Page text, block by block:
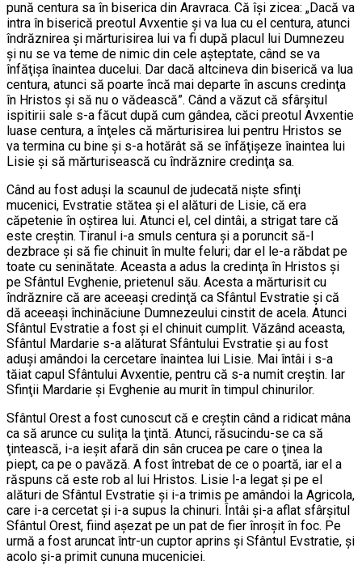
pună centura sa în biserica din Aravraca. Că îşi zicea: „Dacă va
intra în biserică preotul Avxentie şi va lua cu el centura, atunci
îndrăznirea şi mărturisirea lui va fi după placul lui Dumnezeu
şi nu se va teme de nimic din cele aşteptate, când se va
înfăţişa înaintea ducelui. Dar dacă altcineva din biserică va lua
centura, atunci să poarte încă mai departe în ascuns credinţa
în Hristos şi să nu o vădească”. Când a văzut că sfârşitul
ispitirii sale s-a făcut după cum gândea, căci preotul Avxentie
luase centura, a înţeles că mărturisirea lui pentru Hristos se
va termina cu bine şi s-a hotărât să se înfăţişeze înaintea lui
Lisie şi să mărturisească cu îndrăznire credinţa sa.
Când au fost aduşi la scaunul de judecată nişte sfinţi
mucenici, Evstratie stătea şi el alături de Lisie, că era
căpetenie în oştirea lui. Atunci el, cel dintâi, a strigat tare că
este creştin. Tiranul i-a smuls centura şi a poruncit să-l
dezbrace şi să fie chinuit în multe feluri; dar el le-a răbdat pe
toate cu seninătate. Aceasta a adus la credinţa în Hristos şi
pe Sfântul Evghenie, prietenul său. Acesta a mărturisit cu
îndrăznire că are aceeaşi credinţă ca Sfântul Evstratie şi că
dă aceeaşi închinăciune Dumnezeului cinstit de acela. Atunci
Sfântul Evstratie a fost şi el chinuit cumplit. Văzând aceasta,
Sfântul Mardarie s-a alăturat Sfântului Evstratie şi au fost
aduşi amândoi la cercetare înaintea lui Lisie. Mai întâi i s-a
tăiat capul Sfântului Avxentie, pentru că s-a numit creştin. Iar
Sfinţii Mardarie şi Evghenie au murit în timpul chinurilor.
Sfântul Orest a fost cunoscut că e creştin când a ridicat mâna
ca să arunce cu suliţa la ţintă. Atunci, răsucindu-se ca să
ţintească, i-a ieşit afară din sân crucea pe care o ţinea la
piept, ca pe o pavăză. A fost întrebat de ce o poartă, iar el a
răspuns că este rob al lui Hristos. Lisie l-a legat şi pe el
alături de Sfântul Evstratie şi i-a trimis pe amândoi la Agricola,
care i-a cercetat şi i-a supus la chinuri. Întâi şi-a aflat sfârşitul
Sfântul Orest, fiind aşezat pe un pat de fier înroşit în foc. Pe
urmă a fost aruncat într-un cuptor aprins şi Sfântul Evstratie, şi
acolo şi-a primit cununa muceniciei.